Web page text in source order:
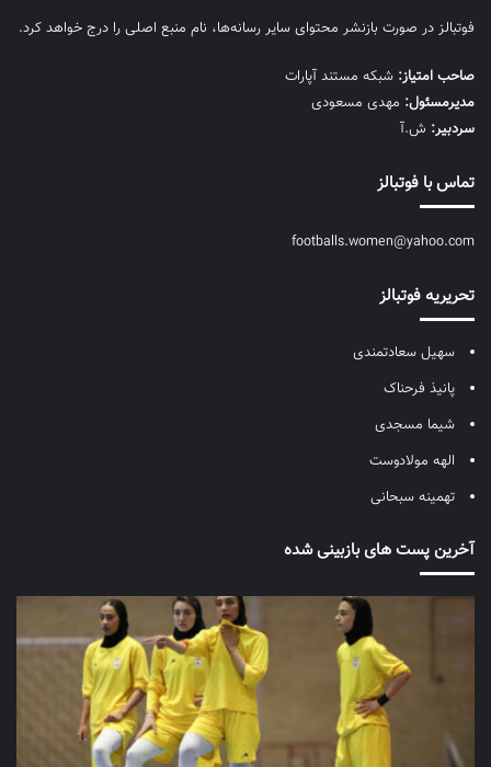
فوتبالز در صورت بازنشر محتوای سایر رسانه‌ها، نام منبع اصلی را درج خواهد کرد.
صاحب امتیاز: شبکه مستند آپارات
مديرمسئول: مهدی مسعودی
سردبیر: ش.آ
تماس با فوتبالز
footballs.women@yahoo.com
تحریریه فوتبالز
سهیل سعادتمندی
پانیذ فرحناک
شیما مسجدی
الهه مولادوست
تهمینه سبحانی
آخرین پست های بازبینی شده